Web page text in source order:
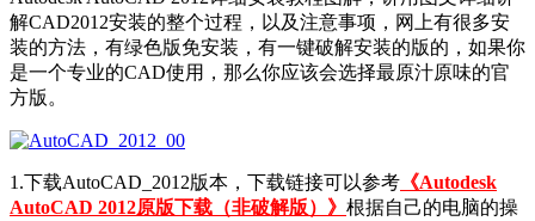
解CAD2012安装的整个过程，以及注意事项，网上有很多安
装的方法，有绿色版免安装，有一键破解安装的版的，如果你
是一个专业的CAD使用，那么你应该会选择最原汁原味的官
方版。
1.下载AutoCAD_2012版本，下载链接可以参考 《Autodesk
AutoCAD 2012原版下载（非破解版）》 根据自己的电脑的操